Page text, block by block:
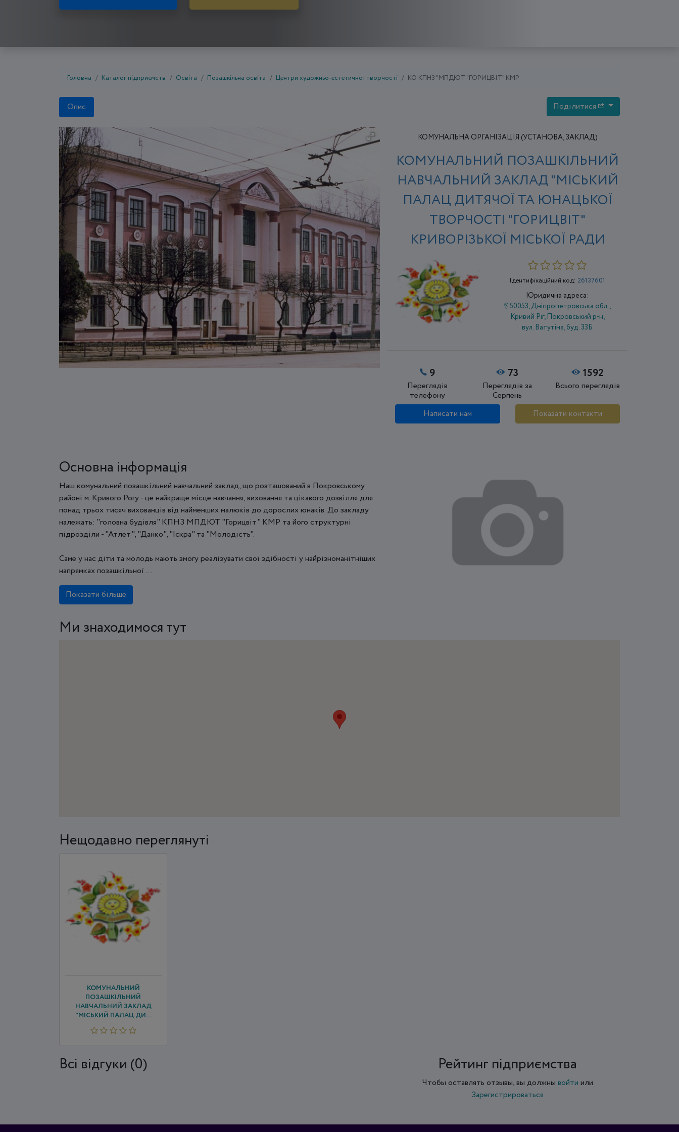
Головна Каталог підприємств Освіта Позашкільна освіта Центри художньо-естетичної творчості КО КПНЗ "МПДЮТ "ГОРИЦВІТ" КМР
Опис Поділитися
КОМУНАЛЬНА ОРГАНІЗАЦІЯ (УСТАНОВА, ЗАКЛАД)
КОМУНАЛЬНИЙ ПОЗАШКІЛЬНИЙ
НАВЧАЛЬНИЙ ЗАКЛАД "МІСЬКИЙ
ПАЛАЦ ДИТЯЧОЇ ТА ЮНАЦЬКОЇ
ТВОРЧОСТІ "ГОРИЦВІТ"
КРИВОРІЗЬКОЇ МІСЬКОЇ РАДИ
Ідентифікаційний код: 26137601
Юридична адреса:
50053, Дніпропетровська обл.,
Кривий Ріг, Покровський р-н,
вул. Ватутіна, буд. 33Б
9
Переглядів
телефону
73
Переглядів за
Серпень
1592
Всього переглядів
Написати нам Показати контакти
Основна інформація
Наш комунальний позашкільний навчальний заклад, що розташований в Покровському
районі м. Кривого Рогу - це найкраще місце навчання, виховання та цікавого дозвілля для
понад трьох тисяч вихованців від найменших малюків до дорослих юнаків. До закладу
належать: "головна будівля" КПНЗ МПДЮТ "Горицвіт" КМР та його структурні
підрозділи - "Атлет", "Данко", "Іскра" та "Молодість".
Саме у нас діти та молодь мають змогу реалізувати свої здібності у найрізноманітніших
напрямках позашкільної ...
Показати більше
Ми знаходимося тут
Нещодавно переглянуті
КОМУНАЛЬНИЙ
ПОЗАШКІЛЬНИЙ
НАВЧАЛЬНИЙ ЗАКЛАД
"МІСЬКИЙ ПАЛАЦ ДИ...
Всi відгуки (0) Рейтинг підприємства
Чтобы оставлять отзывы, вы должны войти или
Зарегистрироваться